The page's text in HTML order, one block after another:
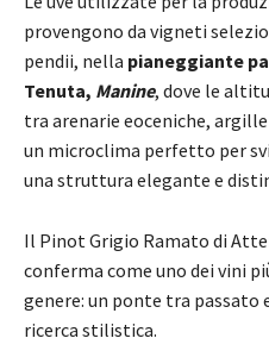
provengono da vigneti
pendii, nella pianeggiante
Tenuta, Manine, dove le
tra arenarie eoceniche,
un microclima perfetto per
una struttura elegante e
Il Pinot Grigio Ramato di
conferma come uno dei vini
genere: un ponte tra passato
ricerca stilistica.